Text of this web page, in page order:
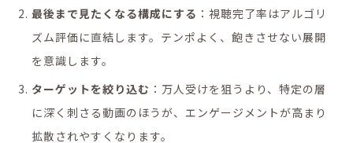
最後まで見たくなる構成にする ：視聴完了率はアルゴリ
ズム評価に直結します。テンポよく、飽きさせない展開
を意識します。
ターゲットを絞り込む ：万人受けを狙うより、特定の層
に深く刺さる動画のほうが、エンゲージメントが高まり
拡散されやすくなります。